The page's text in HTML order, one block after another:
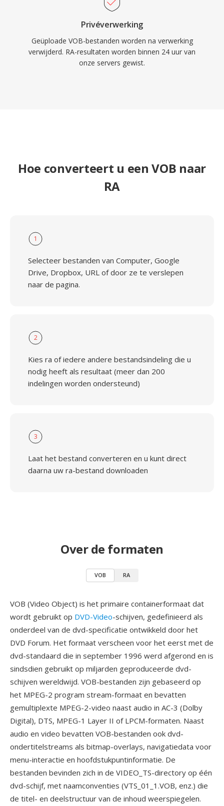
Privéverwerking
Geüploade VOB-bestanden worden na verwerking
verwijderd. RA-resultaten worden binnen 24 uur van
onze servers gewist.
Hoe converteert u een VOB naar
RA
1
Selecteer bestanden van Computer, Google
Drive, Dropbox, URL of door ze te verslepen
naar de pagina.
2
Kies ra of iedere andere bestandsindeling die u
nodig heeft als resultaat (meer dan 200
indelingen worden ondersteund)
3
Laat het bestand converteren en u kunt direct
daarna uw ra-bestand downloaden
Over de formaten
VOB RA
VOB (Video Object) is het primaire containerformaat dat
wordt gebruikt op DVD-Video-schijven, gedefinieerd als
onderdeel van de dvd-specificatie ontwikkeld door het
DVD Forum. Het formaat verscheen voor het eerst met de
dvd-standaard die in september 1996 werd afgerond en is
sindsdien gebruikt op miljarden geproduceerde dvd-
schijven wereldwijd. VOB-bestanden zijn gebaseerd op
het MPEG-2 program stream-formaat en bevatten
gemultiplexte MPEG-2-video naast audio in AC-3 (Dolby
Digital), DTS, MPEG-1 Layer II of LPCM-formaten. Naast
audio en video bevatten VOB-bestanden ook dvd-
ondertitelstreams als bitmap-overlays, navigatiedata voor
menu-interactie en hoofdstukpuntinformatie. De
bestanden bevinden zich in de VIDEO_TS-directory op één
dvd-schijf, met naamconventies (VTS_01_1.VOB, enz.) die
de titel- en deelstructuur van de inhoud weerspiegelen.